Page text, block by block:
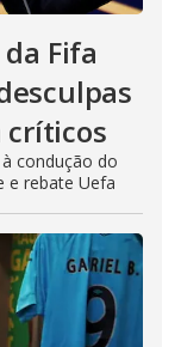
Fifa
críticos
condução do
e rebate Uefa